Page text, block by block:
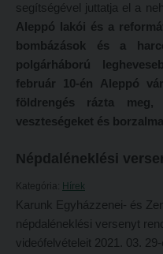
Tehetséggondozás
PedKaszt – Bethlen-pályázat
Kari kutatási pályázatok
FELVÉTELIZŐKNEK
PK Felvételi Tájékoztató kiadvány
Kecskeméti képzési hely
Mintatantervek
Gyakorlati képzés
KUTATÁS
Tehetséggondozás
Tudományos diákköri tevékenység
PedKaszt – Bethlen-pályázat
Kari kutatási pályázatok
segítségével juttatja el a
Aleppó lakói és a
bombázások és a
polgárháború
február 10-én Aleppó
földrengés rázta meg,
veszteségeket és
Népdaléneklési
Kategória: Hírek
Karunk Egyházzenei- és
népdaléneklési versenyt
videófelvételeit 2021. 03.